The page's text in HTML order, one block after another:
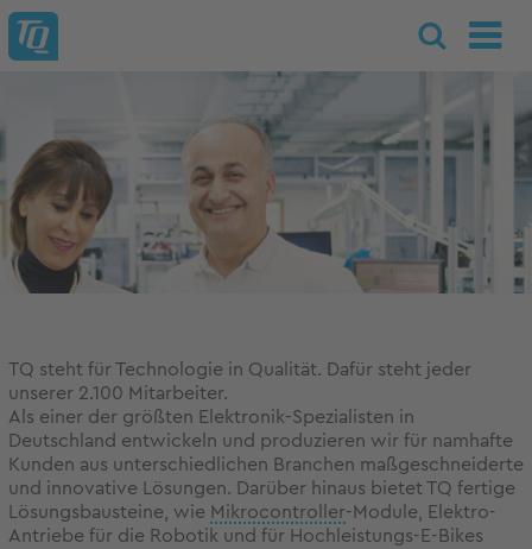
TQ steht für Technologie in Qualität. Dafür steht jeder
unserer 2.100 Mitarbeiter.
Als einer der größten Elektronik-Spezialisten in
Deutschland entwickeln und produzieren wir für namhafte
Kunden aus unterschiedlichen Branchen maßgeschneiderte
und innovative Lösungen. Darüber hinaus bietet TQ fertige
Lösungsbausteine, wie Mikrocontroller-Module, Elektro-
Antriebe für die Robotik und für Hochleistungs-E-Bikes